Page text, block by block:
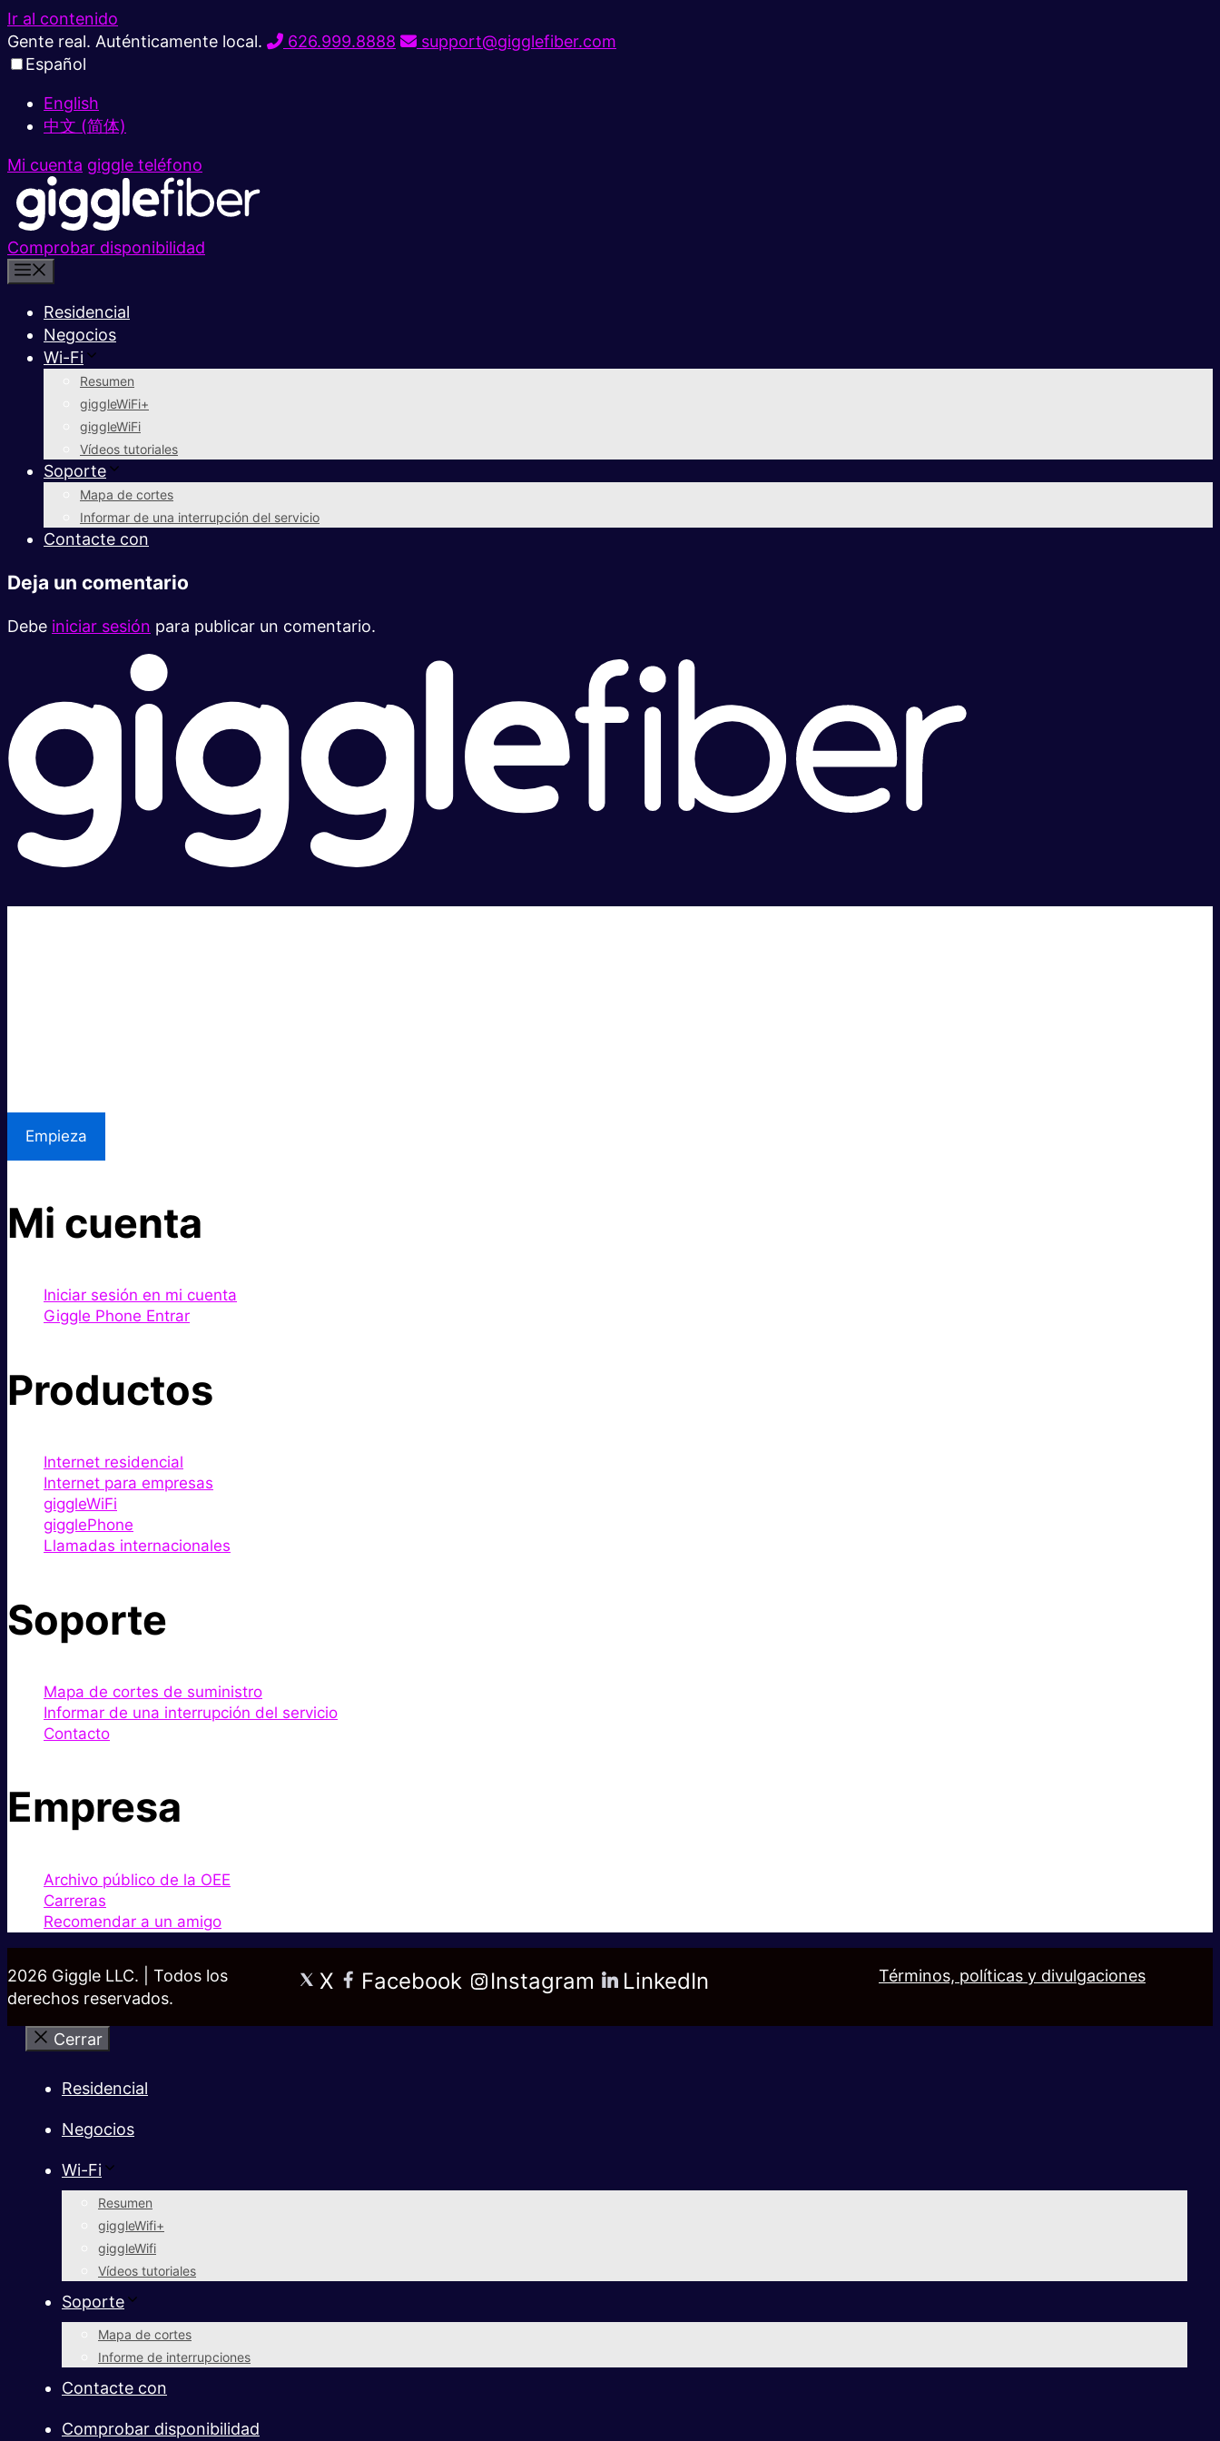
Ir al contenido
Gente real. Auténticamente local.
626.999.8888
support@gigglefiber.com
Español
English
中文 (简体)
Mi cuenta giggle teléfono
Comprobar disponibilidad
Residencial
Negocios
Wi-Fi
Resumen
giggleWiFi+
giggleWiFi
Vídeos tutoriales
Soporte
Mapa de cortes
Informar de una interrupción del servicio
Contacte con
Deja un comentario
Debe iniciar sesión para publicar un comentario.
Empieza
Mi cuenta
Iniciar sesión en mi cuenta
Giggle Phone Entrar
Productos
Internet residencial
Internet para empresas
giggleWiFi
gigglePhone
Llamadas internacionales
Soporte
Mapa de cortes de suministro
Informar de una interrupción del servicio
Contacto
Empresa
Archivo público de la OEE
Carreras
Recomendar a un amigo
2026 Giggle LLC. | Todos los
derechos reservados.
X Facebook Instagram LinkedIn Términos, políticas y divulgaciones
Cerrar
Residencial
Negocios
Wi-Fi
Resumen
giggleWifi+
giggleWifi
Vídeos tutoriales
Soporte
Mapa de cortes
Informe de interrupciones
Contacte con
Comprobar disponibilidad